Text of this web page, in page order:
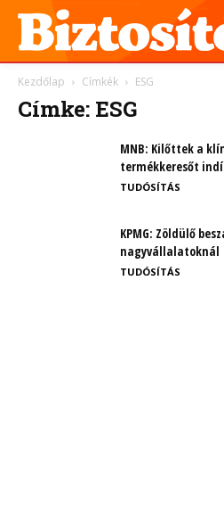
Kezdőlap Címkék ESG
Címke: ESG
MNB: Kilőttek a
termékkeresőt
TUDÓSÍTÁS
KPMG: Zöldülő
nagyvállalatoknál
TUDÓSÍTÁS